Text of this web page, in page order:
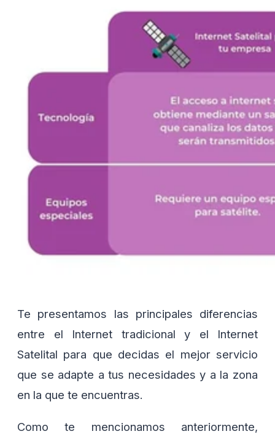
Te presentamos las principales diferencias
entre el Internet tradicional y el Internet
Satelital para que decidas el mejor servicio
que se adapte a tus necesidades y a la zona
en la que te encuentras.
Como te mencionamos anteriormente,